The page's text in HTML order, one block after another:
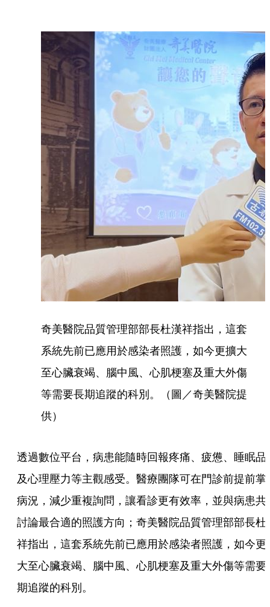
奇美醫院品質管理部部長杜漢祥指出，這套
系統先前已應用於感染者照護，如今更擴大
至心臟衰竭、腦中風、心肌梗塞及重大外傷
等需要長期追蹤的科別。（圖／奇美醫院提
供）
透過數位平台，病患能隨時回報疼痛、疲憊、睡眠品
及心理壓力等主觀感受。醫療團隊可在門診前提前掌
病況，減少重複詢問，讓看診更有效率，並與病患共
討論最合適的照護方向；奇美醫院品質管理部部長杜
祥指出，這套系統先前已應用於感染者照護，如今更
大至心臟衰竭、腦中風、心肌梗塞及重大外傷等需要
期追蹤的科別。